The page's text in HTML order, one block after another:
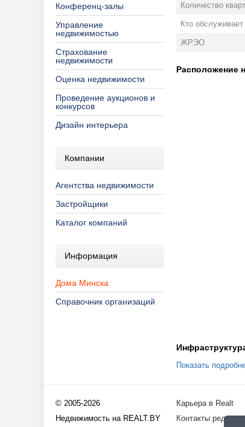
Конференц-залы
Управление
недвижимостью
Страхование
недвижимости
Оценка недвижимости
Проведение аукционов и
конкурсов
Дизайн интерьера
Компании
Агентства недвижимости
Застройщики
Каталог компаний
Информация
Дома Минска
Справочник организаций
Количество
Кто обслуживает
ЖРЭО
Расположение
Показать
© 2005-2026
Недвижимость на REALT.BY
Карьера в Realt
Контакты